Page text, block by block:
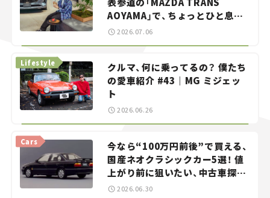
AOYAMA」で、ちょっとひと息。
——連載｜CCGとクルマでどうす
2026.07.06
クルマ、何に乗ってるの？ 僕たち
の愛車紹介 #43｜MG ミジェッ
ト
Lifestyle
2026.06.26
今なら“100万円前後”で買える、
国産ネオクラシックカー5選！ 値
上がり前に狙いたい、中古車探し
をお手伝い――ちょっとイケてるマ
Cars
2026.06.30